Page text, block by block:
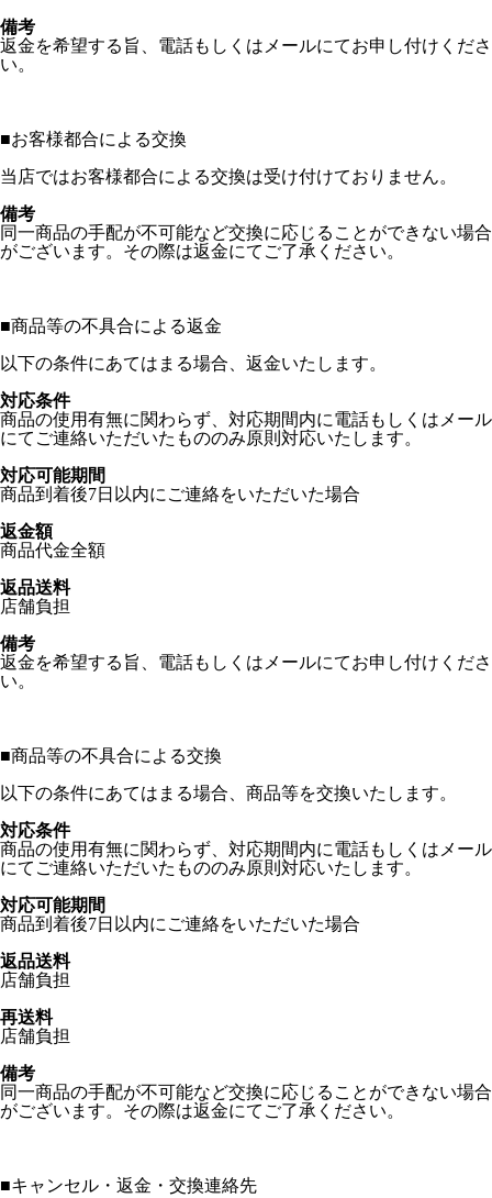
備考
返金を希望する旨、電話もしくはメールにてお申し付けくださ
い。
■お客様都合による交換
当店ではお客様都合による交換は受け付けておりません。
備考
同一商品の手配が不可能など交換に応じることができない場合
がございます。その際は返金にてご了承ください。
■商品等の不具合による返金
以下の条件にあてはまる場合、返金いたします。
対応条件
商品の使用有無に関わらず、対応期間内に電話もしくはメール
にてご連絡いただいたもののみ原則対応いたします。
対応可能期間
商品到着後7日以内にご連絡をいただいた場合
返金額
商品代金全額
返品送料
店舗負担
備考
返金を希望する旨、電話もしくはメールにてお申し付けくださ
い。
■商品等の不具合による交換
以下の条件にあてはまる場合、商品等を交換いたします。
対応条件
商品の使用有無に関わらず、対応期間内に電話もしくはメール
にてご連絡いただいたもののみ原則対応いたします。
対応可能期間
商品到着後7日以内にご連絡をいただいた場合
返品送料
店舗負担
再送料
店舗負担
備考
同一商品の手配が不可能など交換に応じることができない場合
がございます。その際は返金にてご了承ください。
■キャンセル・返金・交換連絡先